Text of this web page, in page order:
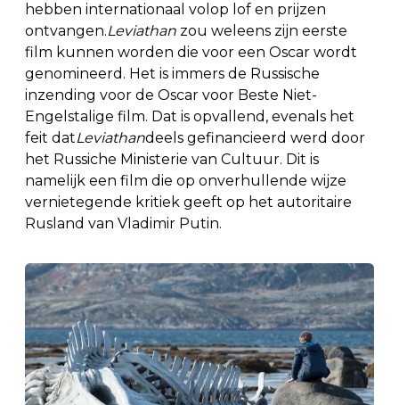
hebben internationaal volop lof en prijzen
ontvangen.Leviathan zou weleens zijn eerste
film kunnen worden die voor een Oscar wordt
genomineerd. Het is immers de Russische
inzending voor de Oscar voor Beste Niet-
Engelstalige film. Dat is opvallend, evenals het
feit datLeviathandeels gefinancieerd werd door
het Russiche Ministerie van Cultuur. Dit is
namelijk een film die op onverhullende wijze
vernietegende kritiek geeft op het autoritaire
Rusland van Vladimir Putin.